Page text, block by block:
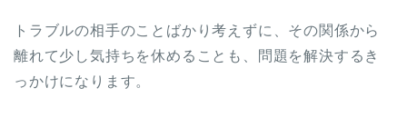
トラブルの相手のことばかり考えずに、その関係から
離れて少し気持ちを休めることも、問題を解決するき
っかけになります。